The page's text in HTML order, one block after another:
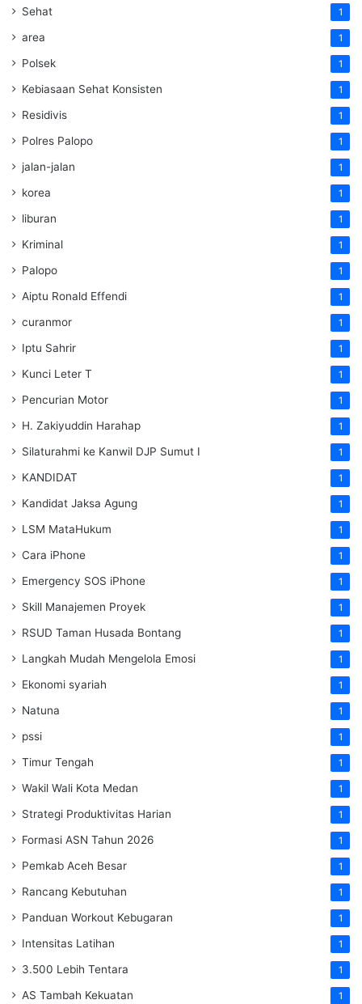
Sehat 1
area 1
Polsek 1
Kebiasaan Sehat Konsisten 1
Residivis 1
Polres Palopo 1
jalan-jalan 1
korea 1
liburan 1
Kriminal 1
Palopo 1
Aiptu Ronald Effendi 1
curanmor 1
Iptu Sahrir 1
Kunci Leter T 1
Pencurian Motor 1
H. Zakiyuddin Harahap 1
Silaturahmi ke Kanwil DJP Sumut I 1
KANDIDAT 1
Kandidat Jaksa Agung 1
LSM MataHukum 1
Cara iPhone 1
Emergency SOS iPhone 1
Skill Manajemen Proyek 1
RSUD Taman Husada Bontang 1
Langkah Mudah Mengelola Emosi 1
Ekonomi syariah 1
Natuna 1
pssi 1
Timur Tengah 1
Wakil Wali Kota Medan 1
Strategi Produktivitas Harian 1
Formasi ASN Tahun 2026 1
Pemkab Aceh Besar 1
Rancang Kebutuhan 1
Panduan Workout Kebugaran 1
Intensitas Latihan 1
3.500 Lebih Tentara 1
AS Tambah Kekuatan 1